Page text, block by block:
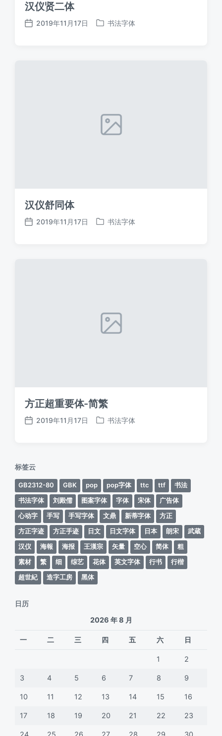
汉仪贤二体
发
2019年11月17日
发
书法字体
汉仪舒同体
发
2019年11月17日
发
书法字体
方正超重要体-简繁
发
2019年11月17日
发
书法字体
标签云
GB2312-80 GBK pop pop字体 ttc ttf
书法
书法字体
刘殿儒 图案字体 字体 宋体
广告体
心动字
手写 手写字体 文鼎 新蒂字体
方正
方正字迹
方正手迹 日文 日文字体 日本 朗宋
武蔵
汉仪
海報 海报 王漢宗 矢量 空心 简体
粗
素材
繁 细 综艺 花体 英文字体 行书
行楷
超世紀
造字工房 黑体
日历
2026 年 8 月
一 二 三 四 五 六 日
1 2
3 4 5 6 7 8 9
10 11 12 13 14 15 16
17 18 19 20 21 22 23
24 25 26 27 28 29 30